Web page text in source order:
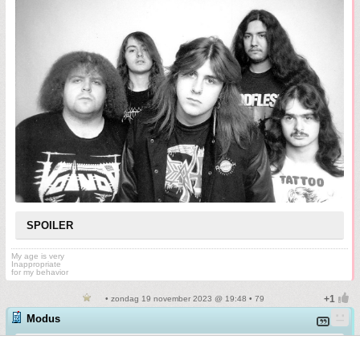
SPOILER
My age is very
Inappropriate
for my behavior
• zondag 19 november 2023 @ 19:48 • 79
Modus